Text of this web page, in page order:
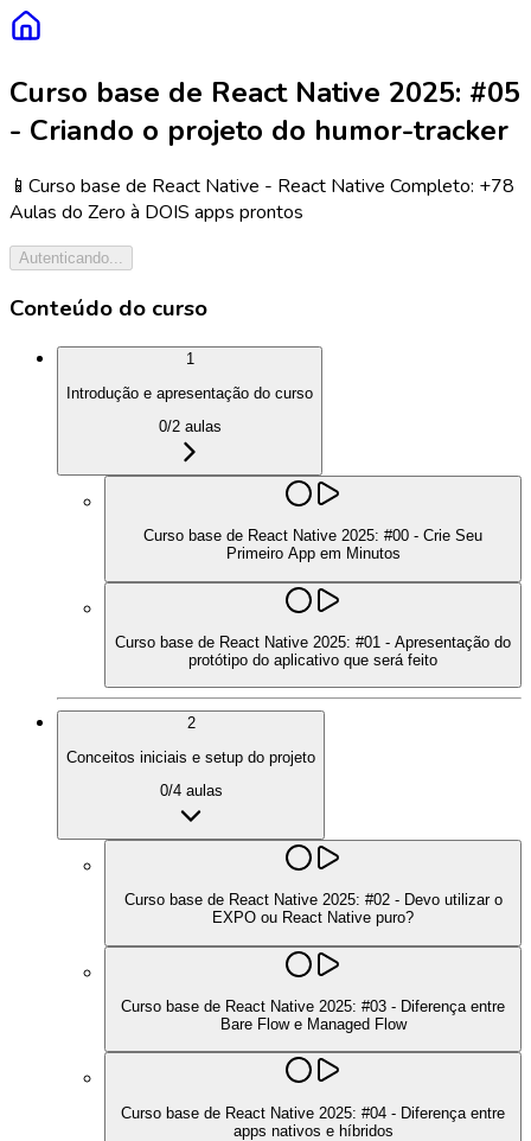
Curso base de React Native 2025: #05
- Criando o projeto do humor-tracker
📱Curso base de React Native - React Native Completo: +78
Aulas do Zero à DOIS apps prontos
Autenticando...
Conteúdo do curso
1
Introdução e apresentação do curso
0/2aulas
Curso base de React Native 2025: #00 - Crie Seu
Primeiro App em Minutos
Curso base de React Native 2025: #01 - Apresentação do
protótipo do aplicativo que será feito
2
Conceitos iniciais e setup do projeto
0/4aulas
Curso base de React Native 2025: #02 - Devo utilizar o
EXPO ou React Native puro?
Curso base de React Native 2025: #03 - Diferença entre
Bare Flow e Managed Flow
Curso base de React Native 2025: #04 - Diferença entre
apps nativos e híbridos